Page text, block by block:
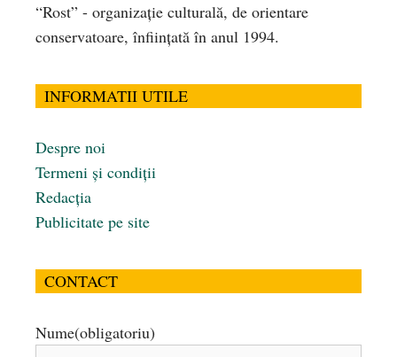
“Rost” - organizaţie culturală, de orientare
conservatoare, înfiinţată în anul 1994.
INFORMATII UTILE
Despre noi
Termeni și condiții
Redacția
Publicitate pe site
CONTACT
Nume(obligatoriu)